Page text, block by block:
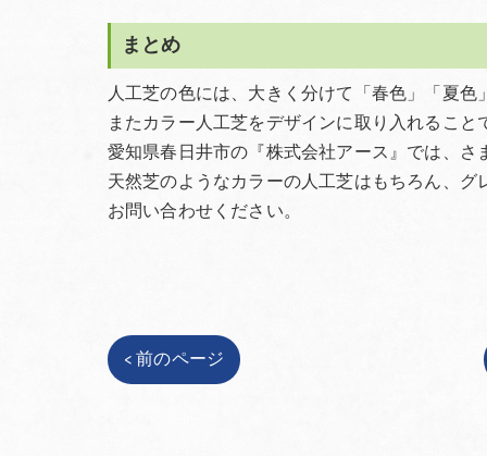
まとめ
人工芝の色には、大きく分けて「春色」「夏色
またカラー人工芝をデザインに取り入れること
愛知県春日井市の『株式会社アース』では、さ
天然芝のようなカラーの人工芝はもちろん、
お問い合わせください。
< 前のページ